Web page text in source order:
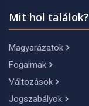
Mit hol találok?
Magyarázatok
Fogalmak
Változások
Jogszabályok